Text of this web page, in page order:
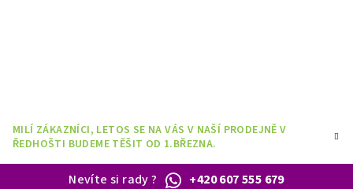
MILÍ ZÁKAZNÍCI, LETOS SE NA VÁS V NAŠÍ PRODEJNĚ V
ŘEDHOŠTI BUDEME TĚŠIT OD 1.BŘEZNA.
Nevíte si rady? +420 607 555 679